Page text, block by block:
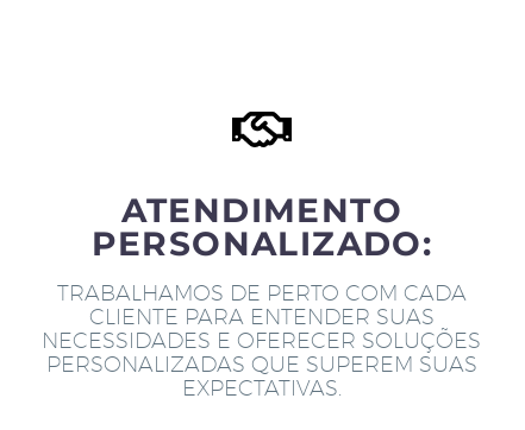
ATENDIMENTO
PERSONALIZADO:
TRABALHAMOS DE PERTO COM CADA
CLIENTE PARA ENTENDER SUAS
NECESSIDADES E OFERECER SOLUÇÕES
PERSONALIZADAS QUE SUPEREM SUAS
EXPECTATIVAS.